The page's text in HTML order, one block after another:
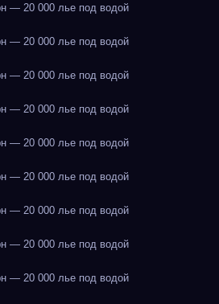
— 20 000 лье под водой
— 20 000 лье под водой
— 20 000 лье под водой
— 20 000 лье под водой
— 20 000 лье под водой
— 20 000 лье под водой
— 20 000 лье под водой
— 20 000 лье под водой
— 20 000 лье под водой